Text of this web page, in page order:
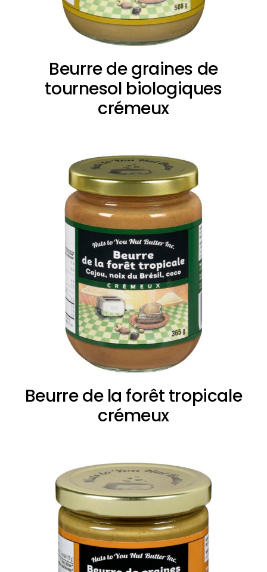
Beurre de graines de
tournesol biologiques
crémeux
Beurre de la forêt tropicale
crémeux